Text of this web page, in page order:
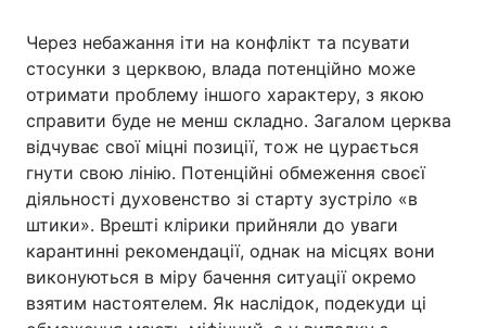
Через небажання іти на конфлікт та псувати
стосунки з церквою, влада потенційно може
отримати проблему іншого характеру, з якою
справити буде не менш складно. Загалом церква
відчуває свої міцні позиції, тож не цурається
гнути свою лінію. Потенційні обмеження своєї
діяльності духовенство зі старту зустріло «в
штики». Врешті клірики прийняли до уваги
карантинні рекомендації, однак на місцях вони
виконуються в міру бачення ситуації окремо
взятим настоятелем. Як наслідок, подекуди ці